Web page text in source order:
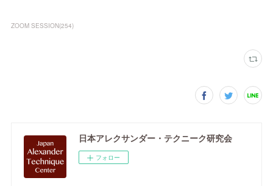
ZOOM SESSION(254)
日本アレクサンダー・テクニーク研究会
フォロー